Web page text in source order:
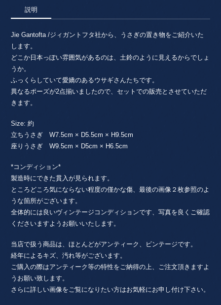
説明
Jie Gantofta /ジィガントフタ社から、うさぎの置き物をご紹介いた
します。
どこか日本っぽい雰囲気があるのは、土鈴のように見えるからでしょ
うか。
ふっくらしていて愛嬌のあるウサギさんたちです。
異なるポーズが2点揃いましたので、セットでの販売とさせていただ
きます。
Size: 約
立ちうさぎ W7.5cm × D5.5cm × H9.5cm
座りうさぎ W9.5cm × D5cm × H6.5cm
*コンディション*
製造時にできた貫入が見られます。
ところどころ気にならない程度の僅かな傷、最後の画像２枚参照のよ
うな箇所がございます。
全体的には良いヴィンテージコンディションです、写真を良くご確認
くださいますようお願いいたします。
当店で扱う商品は、ほとんどがアンティーク、ビンテージです。
経年によるキズ、汚れ等がございます。
ご購入の際はアンティーク等の特性をご納得の上、ご注文頂きますよ
うお願い致します。
さらに詳しい画像をご覧になりたい方はお気軽にお申し付け下さい。